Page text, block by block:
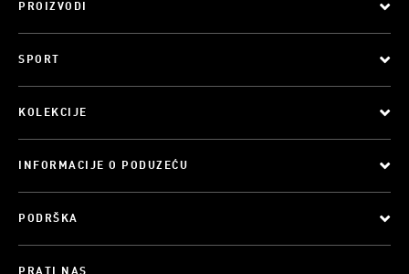
PROIZVODI
SPORT
KOLEKCIJE
INFORMACIJE O PODUZEĆU
PODRŠKA
PRATI NAS